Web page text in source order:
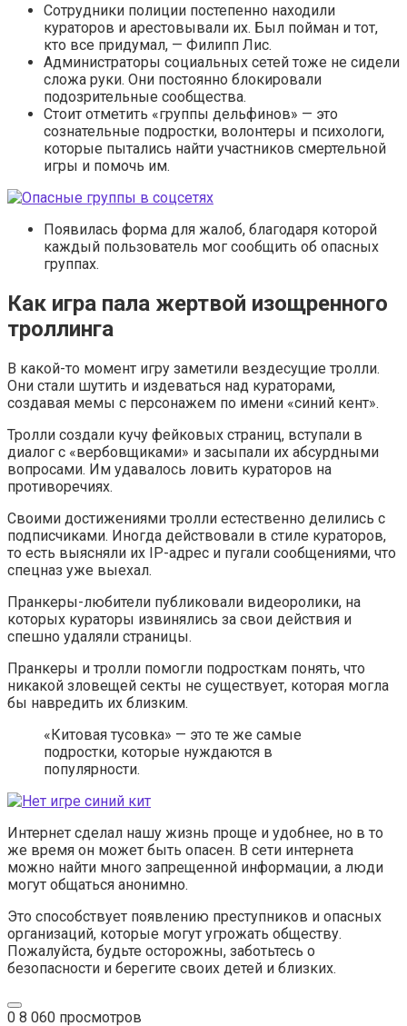
Сотрудники полиции постепенно находили
кураторов и арестовывали их. Был пойман и тот,
кто все придумал, — Филипп Лис.
Администраторы социальных сетей тоже не сидели
сложа руки. Они постоянно блокировали
подозрительные сообщества.
Стоит отметить «группы дельфинов» — это
сознательные подростки, волонтеры и психологи,
которые пытались найти участников смертельной
игры и помочь им.
Появилась форма для жалоб, благодаря которой
каждый пользователь мог сообщить об опасных
группах.
Как игра пала жертвой изощренного
троллинга
В какой-то момент игру заметили вездесущие тролли.
Они стали шутить и издеваться над кураторами,
создавая мемы с персонажем по имени «синий кент».
Тролли создали кучу фейковых страниц, вступали в
диалог с «вербовщиками» и засыпали их абсурдными
вопросами. Им удавалось ловить кураторов на
противоречиях.
Своими достижениями тролли естественно делились с
подписчиками. Иногда действовали в стиле кураторов,
то есть выясняли их IP-адрес и пугали сообщениями, что
спецназ уже выехал.
Пранкеры-любители публиковали видеоролики, на
которых кураторы извинялись за свои действия и
спешно удаляли страницы.
Пранкеры и тролли помогли подросткам понять, что
никакой зловещей секты не существует, которая могла
бы навредить их близким.
«Китовая тусовка» — это те же самые
подростки, которые нуждаются в
популярности.
Интернет сделал нашу жизнь проще и удобнее, но в то
же время он может быть опасен. В сети интернета
можно найти много запрещенной информации, а люди
могут общаться анонимно.
Это способствует появлению преступников и опасных
организаций, которые могут угрожать обществу.
Пожалуйста, будьте осторожны, заботьтесь о
безопасности и берегите своих детей и близких.
0 8 060 просмотров